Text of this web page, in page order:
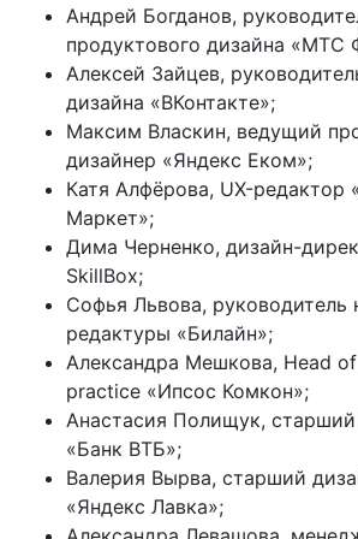
Андрей Богданов,
продуктового дизайна «МТС
Алексей Зайцев,
дизайна «ВКонтакте»;
Максим Власкин, ведущий
дизайнер «Яндекс Еком»;
Катя Алфёрова, UX-редактор
Маркет»;
Дима Черненко, дизайн-
SkillBox;
Софья Львова, руководитель
редактуры «Билайн»;
Александра Мешкова, Head
practice «Ипсос Комкон»;
Анастасия Полищук,
«Банк ВТБ»;
Валерия Вырва, старший
«Яндекс Лавка»;